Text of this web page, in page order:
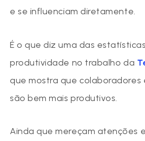
e se influenciam diretamente.
É o que diz uma das
produtividade no trabalho da
que mostra que colaboradores
são bem mais produtivos.
Ainda que mereçam atenções